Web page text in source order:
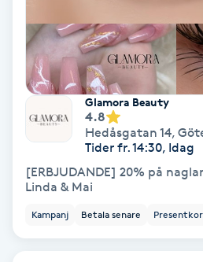
Kärlbehandling
Laserbehandling
Glamora Beauty
4.8
Hedåsgatan 14,
Tider fr. 14:30, Idag
[ERBJUDANDE] 20% på
Linda & Mai
Kampanj Betala senare